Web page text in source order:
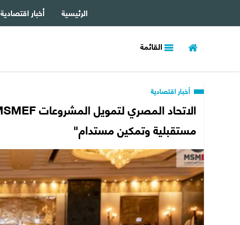
الرئيسية أخبار اقتصادية
القائمة
أخبار اقتصادية
مستقبلية وتمكين مستدام"